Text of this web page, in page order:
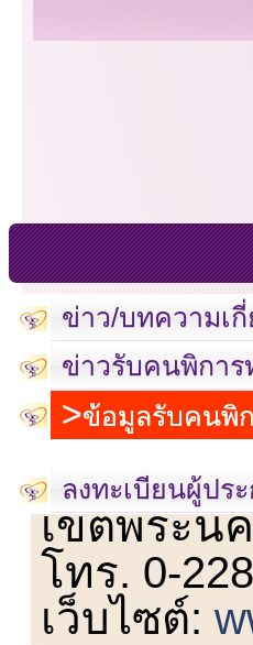
ข่าว/บทความเ
ข่าวรับคนพิการ
ข้อมูลรับคนพิ
ลงทะเบียนผู้ปร
เลขที่ 23
เขตพระน
โทร. 0-
เว็บไซต์: